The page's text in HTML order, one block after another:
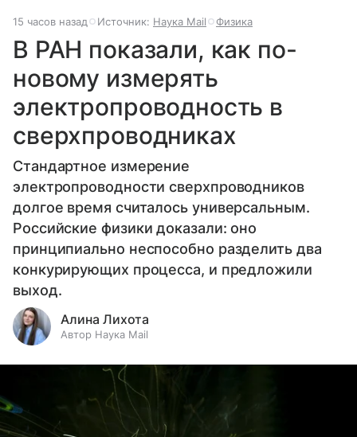
15 часов назад Источник: Наука Mail Физика
В РАН показали, как по-
новому измерять
электропроводность в
сверхпроводниках
Стандартное измерение
электропроводности сверхпроводников
долгое время считалось универсальным.
Российские физики доказали: оно
принципиально неспособно разделить два
конкурирующих процесса, и предложили
выход.
Алина Лихота
Автор Наука Mail